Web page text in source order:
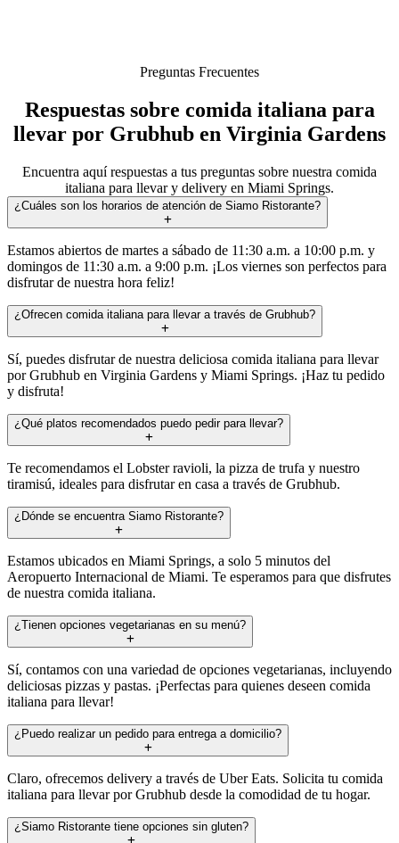
Preguntas Frecuentes
Respuestas sobre comida italiana para
llevar por Grubhub en Virginia Gardens
Encuentra aquí respuestas a tus preguntas sobre nuestra comida
italiana para llevar y delivery en Miami Springs.
¿Cuáles son los horarios de atención de Siamo Ristorante?
Estamos abiertos de martes a sábado de 11:30 a.m. a 10:00 p.m. y
domingos de 11:30 a.m. a 9:00 p.m. ¡Los viernes son perfectos para
disfrutar de nuestra hora feliz!
¿Ofrecen comida italiana para llevar a través de Grubhub?
Sí, puedes disfrutar de nuestra deliciosa comida italiana para llevar
por Grubhub en Virginia Gardens y Miami Springs. ¡Haz tu pedido
y disfruta!
¿Qué platos recomendados puedo pedir para llevar?
Te recomendamos el Lobster ravioli, la pizza de trufa y nuestro
tiramisú, ideales para disfrutar en casa a través de Grubhub.
¿Dónde se encuentra Siamo Ristorante?
Estamos ubicados en Miami Springs, a solo 5 minutos del
Aeropuerto Internacional de Miami. Te esperamos para que disfrutes
de nuestra comida italiana.
¿Tienen opciones vegetarianas en su menú?
Sí, contamos con una variedad de opciones vegetarianas, incluyendo
deliciosas pizzas y pastas. ¡Perfectas para quienes deseen comida
italiana para llevar!
¿Puedo realizar un pedido para entrega a domicilio?
Claro, ofrecemos delivery a través de Uber Eats. Solicita tu comida
italiana para llevar por Grubhub desde la comodidad de tu hogar.
¿Siamo Ristorante tiene opciones sin gluten?